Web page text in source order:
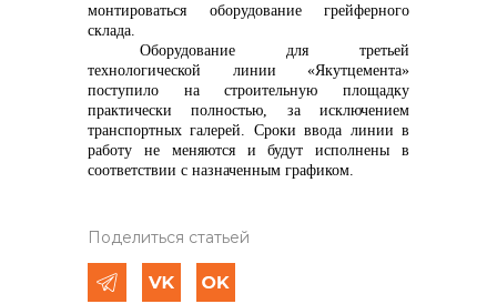
монтироваться оборудование грейферного
склада.
Оборудование для третьей
технологической линии «Якутцемента»
поступило на строительную площадку
практически полностью, за исключением
транспортных галерей. Срокиввода линии в
работу не меняются и будут исполнены в
соответствии с назначенным графиком.
Поделиться статьей